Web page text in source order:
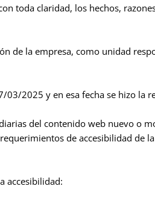
toda claridad, los hechos,
de la empresa, como unidad
2025 y en esa fecha se hizo la
del contenido web nuevo o
de accesibilidad de
accesibilidad: